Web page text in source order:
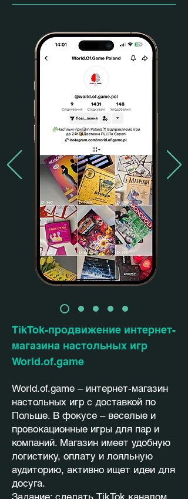
TikTok-продвижение интернет-
магазина настольных игр
World.of.game
World.of.game – интернет-магазин
настольных игр с доставкой по
Польше. В фокусе – веселые и
провокационные игры для пар и
компаний. Магазин имеет удобную
логистику, оплату и лояльную
аудиторию, активно ищет идеи для
досуга.
Задание: сделать TikTok каналом